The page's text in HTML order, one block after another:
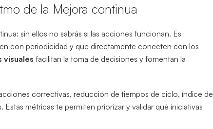
de la Mejora continua
sin ellos no sabrás si las acciones funcionan. Es
con periodicidad y que directamente conecten con los
visuales facilitan la toma de decisiones y fomentan la
correctivas, reducción de tiempos de ciclo, índice de
métricas te permiten priorizar y validar qué iniciativas